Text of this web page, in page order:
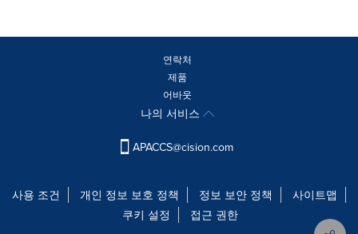
연락처
제품
어바웃
나의 서비스
APACCS@cision.com
사용 조건 개인 정보 보호 정책 정보 보안 정책
사이트맵
쿠키 설정
접근 권한